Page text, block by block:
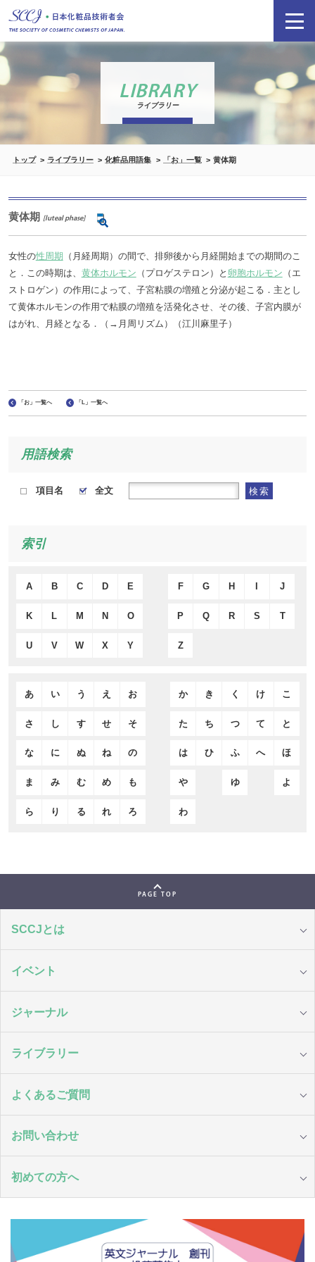
LIBRARY
ライブラリー
トップ ライブラリー 化粧品用語集 「お」一覧 黄体期
黄体期 [luteal phase]
女性の性周期 （月経周期）の間で、排卵後から月経開始までの期間のこ
と．この時期は、 黄体ホルモン （プロゲステロン）と 卵胞ホルモン （エ
ストロゲン）の作用によって、子宮粘膜の増殖と分泌が起こる．主とし
て黄体ホルモンの作用で粘膜の増殖を活発化させ、その後、子宮内膜が
はがれ、月経となる．（→月周リズム）（江川麻里子）
「お」一覧へ 「L」一覧へ
用語検索
項目名 全文 検索
索引
A B C D E F G H J
K L M N O P Q R S T
U V W X Y Z
あ い う え お か き く け こ
さ し す せ そ た ち つ て と
な に ぬ ね の は ひ ふ へ ほ
ま み む め も や ゆ よ
ら り る れ ろ わ
PAGE TOP
SCCJとは
イベント
ジャーナル
ライブラリー
よくあるご質問
お問い合わせ
初めての方へ